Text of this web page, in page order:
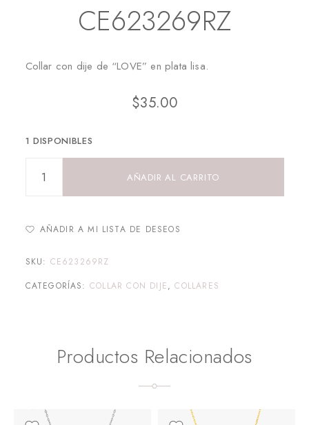
CE623269RZ
Collar con dije de “LOVE” en plata lisa.
$35.00
1 DISPONIBLES
AÑADIR AL CARRITO
AÑADIR A MI LISTA DE DESEOS
SKU: CE623269RZ
CATEGORÍAS: COLLAR CON DIJE,COLLARES
Productos Relacionados